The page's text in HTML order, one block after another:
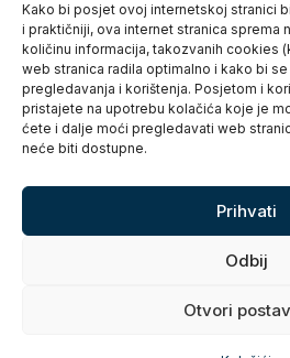
Kako bi posjet ovoj internetskoj stranici
i praktičniji, ova internet stranica sprema
količinu informacija, takozvanih cookies
web stranica radila optimalno i kako bi
pregledavanja i korištenja. Posjetom i
pristajete na upotrebu kolačića koje je
ćete i dalje moći pregledavati web
neće biti dostupne.
Prihvati
Odbij
Otvori
Zaštita osobnih podataka
Pristup informacijama
Kolačići
Izjava o pristupačnosti
Turistička zajednica grada